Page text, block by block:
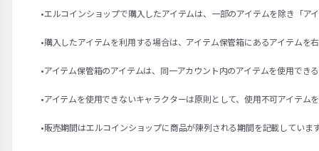
•エルコインショップで購入したアイテムは、一部のアイテムを除き「ア
•購入したアイテムを利用する場合は、アイテム保管箱にあるアイテムを
•アイテム保管箱のアイテムは、同一アカウント内のアイテムを使用でき
•アイテムを使用できないキャラクターは原則として、使用不可アイテム
•販売期間はエルコインショップに商品が陳列される期間を記載してい